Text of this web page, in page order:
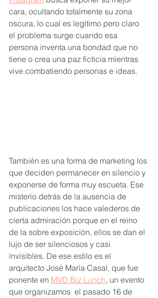
cara, ocultando totalmente su zona
oscura, lo cual es legítimo pero claro
el problema surge cuando esa
persona inventa una bondad que no
tiene o crea una paz ficticia mientras
vive combatiendo personas e ideas.
También es una forma de marketing los
que deciden permanecer en silencio y
exponerse de forma muy escueta. Ese
misterio detrás de la ausencia de
publicaciones los hace valederos de
cierta admiración porque en el reino
de la sobre exposición, ellos se dan el
lujo de ser silenciosos y casi
invisibles. De ese estilo es el
arquitecto José María Casal, que fue
ponente en MVD Biz Lunch, un evento
que organizamos  el pasado 16 de